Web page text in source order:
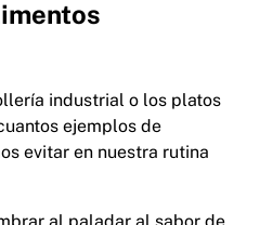
industrial o los platos
ejemplos de
evitar en nuestra rutina